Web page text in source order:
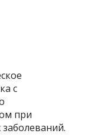
с
при